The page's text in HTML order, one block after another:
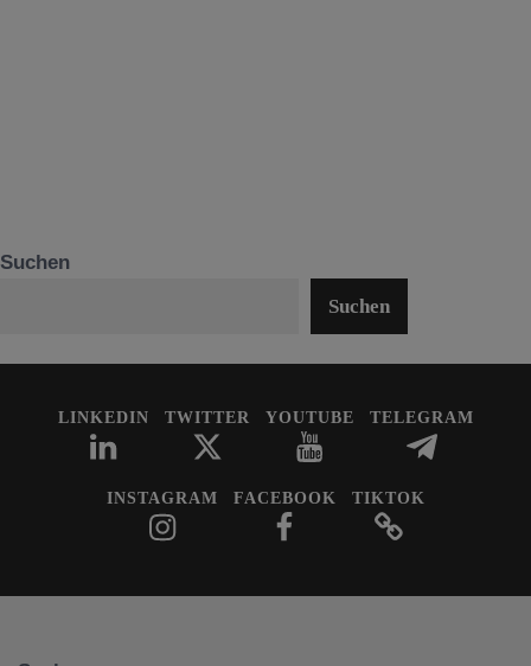
Suchen
Suchen
LINKEDIN TWITTER YOUTUBE TELEGRAM
INSTAGRAM FACEBOOK TIKTOK